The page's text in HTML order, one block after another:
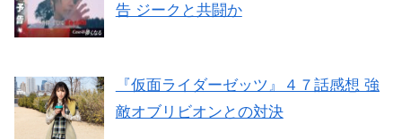
告 ジークと共闘か
『仮面ライダーゼッツ』４７話感想 強
敵オブリビオンとの対決